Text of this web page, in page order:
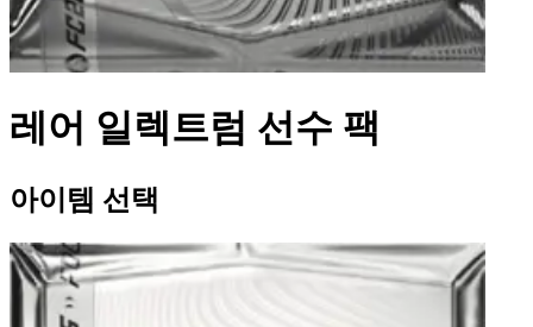
레어 일렉트럼 선수 팩
아이템 선택